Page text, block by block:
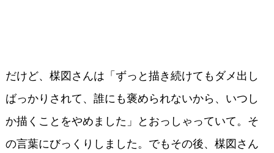
だけど、楳図さんは「ずっと描き続けてもダメ出し
ばっかりされて、誰にも褒められないから、いつし
か描くことをやめました」とおっしゃっていて。そ
の言葉にびっくりしました。でもその後、楳図さん